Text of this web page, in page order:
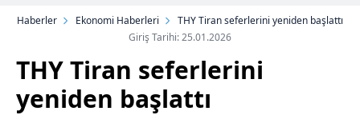
Haberler Ekonomi Haberleri
THY Tiran seferlerini yeniden başlattı
Giriş Tarihi: 25.01.2026
THY Tiran seferlerini
yeniden başlattı